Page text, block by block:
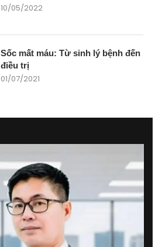
10/05/2022
Sốc mất máu: Từ sinh lý bệnh đến
điều trị
01/07/2021